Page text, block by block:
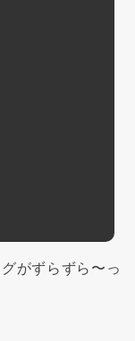
がずらずら〜っ